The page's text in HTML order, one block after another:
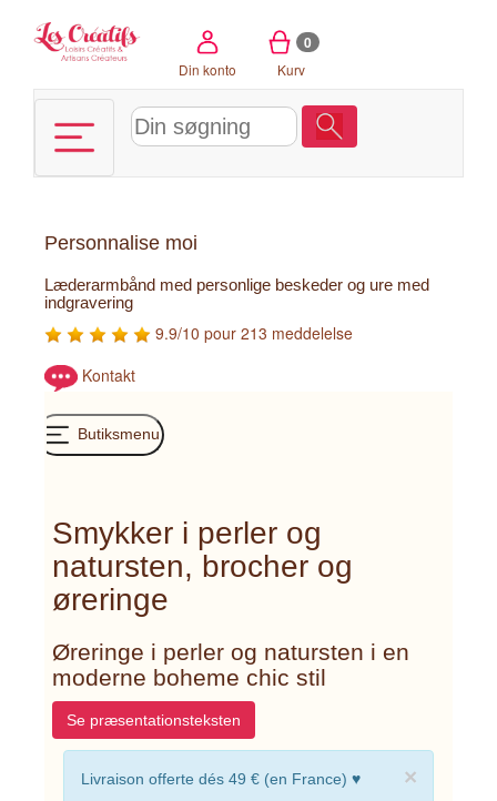
Din konto
0
Kurv
Personnalise moi
Læderarmbånd med personlige beskeder og ure med
indgravering
9.9/10 pour 213 meddelelse
Kontakt
Butiksmenu
Smykker i perler og
natursten, brocher og
øreringe
Øreringe i perler og natursten i en
moderne boheme chic stil
Se præsentationsteksten
×
Livraison offerte dés 49 € (en France) ♥